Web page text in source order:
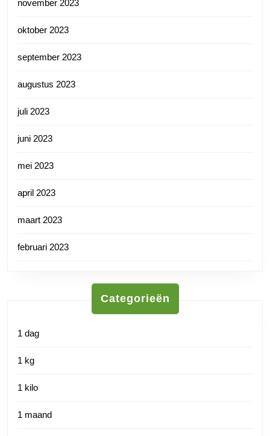
november 2023
oktober 2023
september 2023
augustus 2023
juli 2023
juni 2023
mei 2023
april 2023
maart 2023
februari 2023
Categorieën
1 dag
1 kg
1 kilo
1 maand